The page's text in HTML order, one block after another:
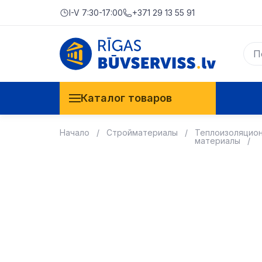
I-V 7:30-17:00 +371 29 13 55 91
Каталог товаров
Начало Стройматериалы
материалы